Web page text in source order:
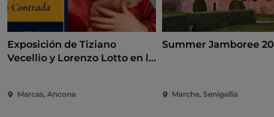
Exposición de Tiziano
Vecellio y Lorenzo Lotto en la
Marcas, Ancona
Summer Jamboree
Marche, Senigallia